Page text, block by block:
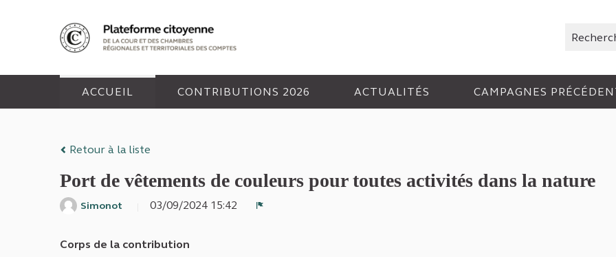
Rechercher
ACCUEIL CONTRIBUTIONS 2026 ACTUALITÉS CAMPAGNES
Retour à la liste
Port de vêtements de couleurs pour toutes activités dans la nature
Simonot
03/09/2024 15:42
Corps de la contribution